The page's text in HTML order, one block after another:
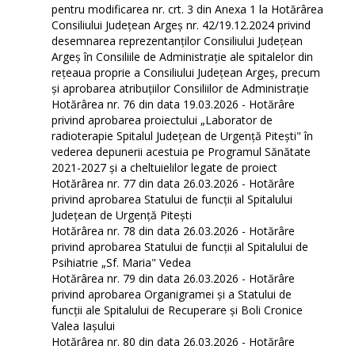
pentru modificarea nr. crt. 3 din Anexa 1 la Hotărârea
Consiliului Județean Argeș nr. 42/19.12.2024 privind
desemnarea reprezentanților Consiliului Județean
Argeș în Consiliile de Administrație ale spitalelor din
rețeaua proprie a Consiliului Județean Argeș, precum
și aprobarea atribuțiilor Consiliilor de Administrație
Hotărârea nr. 76 din data 19.03.2026 - Hotărâre
privind aprobarea proiectului „Laborator de
radioterapie Spitalul Județean de Urgență Pitești" în
vederea depunerii acestuia pe Programul Sănătate
2021-2027 și a cheltuielilor legate de proiect
Hotărârea nr. 77 din data 26.03.2026 - Hotărâre
privind aprobarea Statului de funcții al Spitalului
Județean de Urgență Pitești
Hotărârea nr. 78 din data 26.03.2026 - Hotărâre
privind aprobarea Statului de funcţii al Spitalului de
Psihiatrie „Sf. Maria" Vedea
Hotărârea nr. 79 din data 26.03.2026 - Hotărâre
privind aprobarea Organigramei și a Statului de
funcţii ale Spitalului de Recuperare și Boli Cronice
Valea Iașului
Hotărârea nr. 80 din data 26.03.2026 - Hotărâre